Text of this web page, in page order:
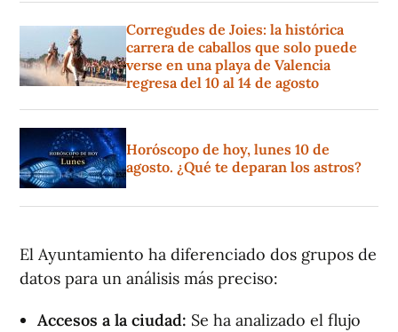
Corregudes de Joies: la histórica
carrera de caballos que solo puede
verse en una playa de Valencia
regresa del 10 al 14 de agosto
Horóscopo de hoy, lunes 10 de
agosto. ¿Qué te deparan los astros?
El Ayuntamiento ha diferenciado dos grupos de
datos para un análisis más preciso:
Accesos a la ciudad: Se ha analizado el flujo